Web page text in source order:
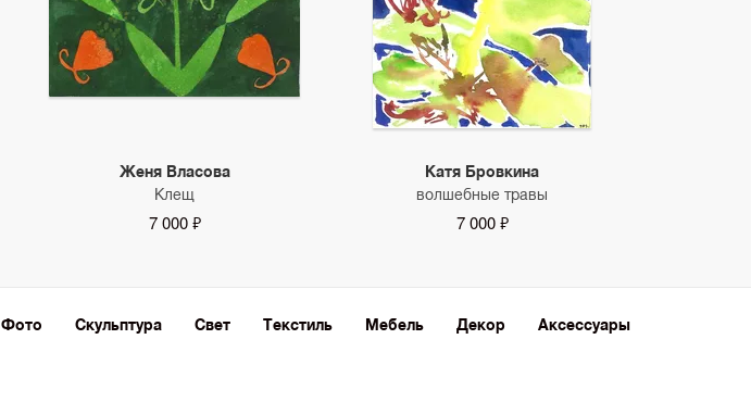
Женя Власова
Клещ
7 000 ₽
Катя Бровкина
волшебные травы
7 000 ₽
Фото Скульптура Свет Текстиль Мебель Декор Аксессуары